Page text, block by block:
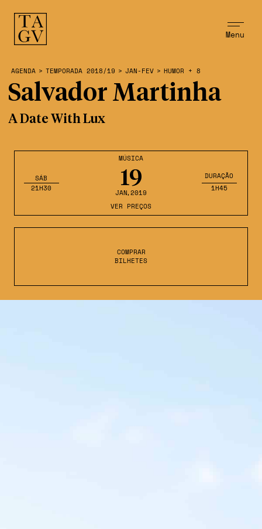
Menu
MÚSICA
19
JAN,2019
SÁB
21H30
DURAÇÃO
1H45
VER PREÇOS
COMPRAR
BILHETES
AGENDA > TEMPORADA 2018/19 > JAN-FEV > HUMOR + 8
Salvador Martinha
A Date With Lux